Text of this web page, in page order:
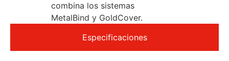
combina los sistemas
MetalBind y GoldCover.
Especificaciones